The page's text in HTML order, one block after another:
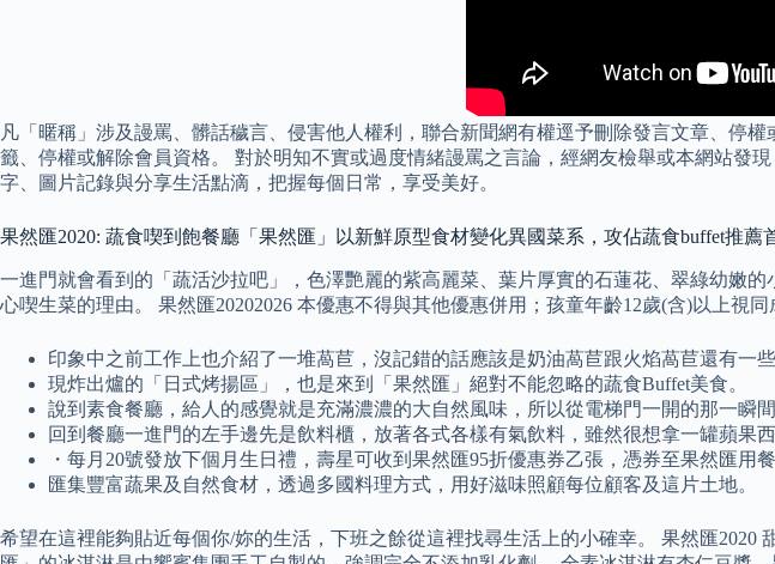
凡「暱稱」涉及謾罵、髒話穢言、侵害他人權利，聯合新聞網有權逕予刪除發言文章、停
籤、停權或解除會員資格。 對於明知不實或過度情緒謾罵之言論，經網友檢舉或本網站發
字、圖片記錄與分享生活點滴，把握每個日常，享受美好。
果然匯2020: 蔬食喫到飽餐廳「果然匯」以新鮮原型食材變化異國菜系，攻佔蔬食buffet推
一進門就會看到的「蔬活沙拉吧」，色澤艷麗的紫高麗菜、葉片厚實的石蓮花、翠綠幼嫩
心喫生菜的理由。 果然匯20202026 本優惠不得與其他優惠併用；孩童年齡12歲(含)以上視
印象中之前工作上也介紹了一堆萵苣，沒記錯的話應該是奶油萵苣跟火焰萵苣還有一
現炸出爐的「日式烤揚區」，也是來到「果然匯」絕對不能忽略的蔬食Buffet美食。
說到素食餐廳，給人的感覺就是充滿濃濃的大自然風味，所以從電梯門一開的那一瞬
回到餐廳一進門的左手邊先是飲料櫃，放著各式各樣有氣飲料，雖然很想拿一罐蘋果
・每月20號發放下個月生日禮，壽星可收到果然匯95折優惠券乙張，憑券至果然匯用
匯集豐富蔬果及自然食材，透過多國料理方式，用好滋味照顧每位顧客及這片土地。
希望在這裡能夠貼近每個你/妳的生活，下班之餘從這裡找尋生活上的小確幸。 果然匯